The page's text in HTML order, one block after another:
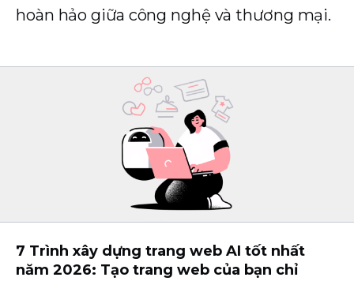
hoàn hảo giữa công nghệ và thương mại.
7 Trình xây dựng trang web AI tốt nhất
năm 2026: Tạo trang web của bạn chỉ